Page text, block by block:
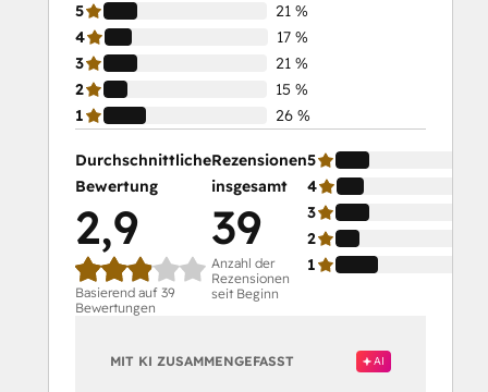
5
21 %
4
17 %
3
21 %
2
15 %
1
26 %
Durchschnittliche
Bewertung
2,9
Basierend auf 39
Bewertungen
Rezensionen
insgesamt
39
Anzahl der
Rezensionen
seit Beginn
5
4
3
2
1
MIT KI ZUSAMMENGEFASST AI